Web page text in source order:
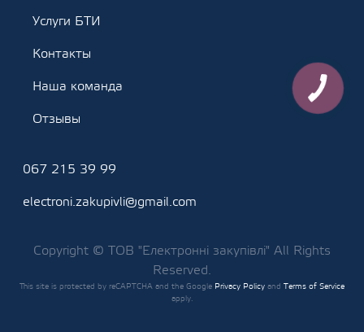
Услуги БТИ
Контакты
Наша команда
Отзывы
067 215 39 99
electroni.zakupivli@gmail.com
Copyright © ТОВ "Електронні закупівлі" All Rights
Reserved.
This site is protected by reCAPTCHA and the Google Privacy Policy and Terms of Service
apply.